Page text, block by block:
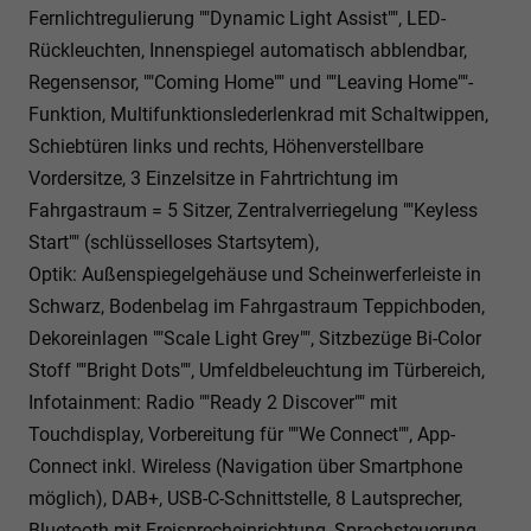
Fernlichtregulierung ""Dynamic Light Assist"", LED-
Rückleuchten, Innenspiegel automatisch abblendbar,
Regensensor, ""Coming Home"" und ""Leaving Home""-
Funktion, Multifunktionslederlenkrad mit Schaltwippen,
Schiebtüren links und rechts, Höhenverstellbare
Vordersitze, 3 Einzelsitze in Fahrtrichtung im
Fahrgastraum = 5 Sitzer, Zentralverriegelung ""Keyless
Start"" (schlüsselloses Startsytem),
Optik: Außenspiegelgehäuse und Scheinwerferleiste in
Schwarz, Bodenbelag im Fahrgastraum Teppichboden,
Dekoreinlagen ""Scale Light Grey"", Sitzbezüge Bi-Color
Stoff ""Bright Dots"", Umfeldbeleuchtung im Türbereich,
Infotainment: Radio ""Ready 2 Discover"" mit
Touchdisplay, Vorbereitung für ""We Connect"", App-
Connect inkl. Wireless (Navigation über Smartphone
möglich), DAB+, USB-C-Schnittstelle, 8 Lautsprecher,